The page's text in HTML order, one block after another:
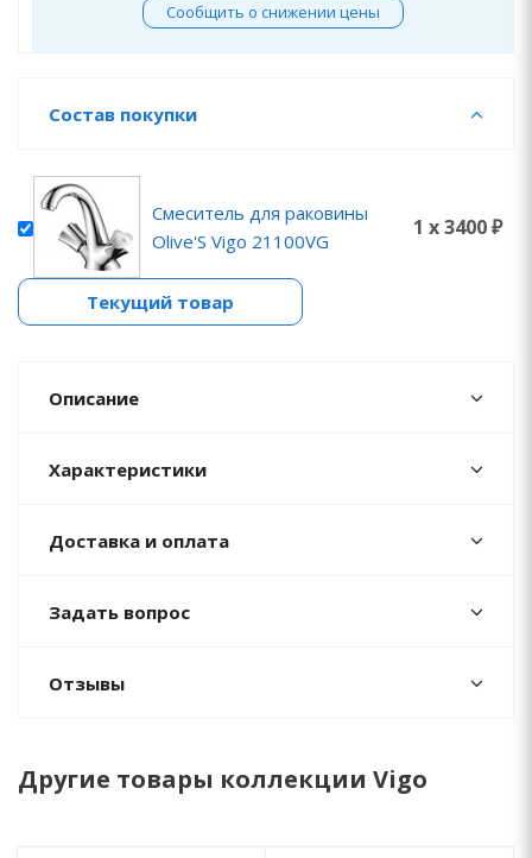
Сообщить о снижении цены
Состав покупки
Смеситель для раковины
Olive'S Vigo 21100VG
1 x 3400 ₽
Текущий товар
Описание
Характеристики
Доставка и оплата
Задать вопрос
Отзывы
Другие товары коллекции Vigo